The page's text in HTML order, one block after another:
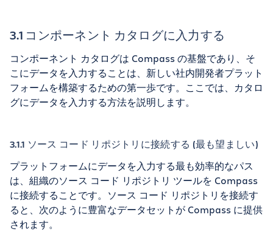
3.1 コンポーネント カタログに入力する
コンポーネント カタログは Compass の基盤であり、そ
こにデータを入力することは、新しい社内開発者プラット
フォームを構築するための第一歩です。ここでは、カタロ
グにデータを入力する方法を説明します。
3.1.1 ソース コード リポジトリに接続する (最も望ましい)
プラットフォームにデータを入力する最も効率的なパス
は、組織のソース コード リポジトリ ツールを Compass
に接続することです。ソース コード リポジトリを接続す
ると、次のように豊富なデータセットが Compass に提供
されます。